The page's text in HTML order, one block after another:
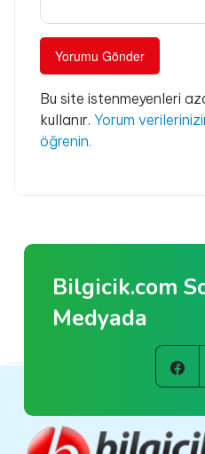
Bu site istenmeyenleri
kullanır. Yorum
öğrenin.
Bilgicik.com
Medyada